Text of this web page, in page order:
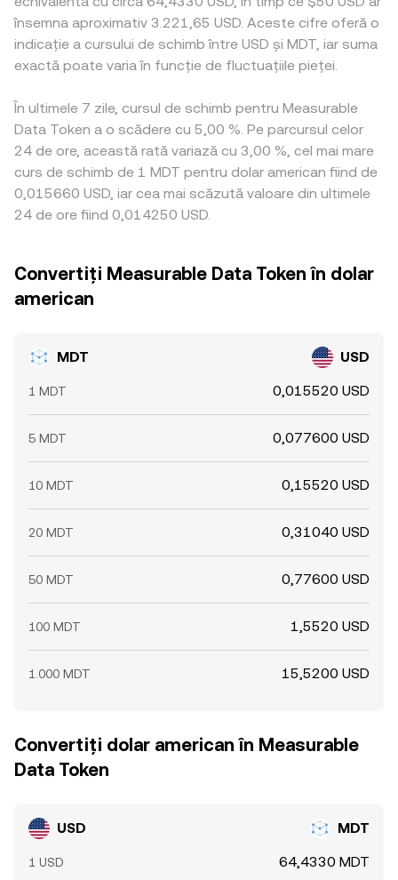
însemna aproximativ 3.221,65 USD. Aceste cifre oferă o
indicație a cursului de schimb între USD și MDT, iar suma
exactă poate varia în funcție de fluctuațiile pieței.
În ultimele 7 zile, cursul de schimb pentru Measurable
Data Token a o scădere cu 5,00 %. Pe parcursul celor
24 de ore, această rată variază cu 3,00 %, cel mai mare
curs de schimb de 1 MDT pentru dolar american fiind de
0,015660 USD, iar cea mai scăzută valoare din ultimele
24 de ore fiind 0,014250 USD.
Convertiți Measurable Data Token în dolar
american
MDT USD
1 MDT 0,015520 USD
5 MDT 0,077600 USD
10 MDT 0,15520 USD
20 MDT 0,31040 USD
50 MDT 0,77600 USD
100 MDT 1,5520 USD
1.000 MDT 15,5200 USD
Convertiți dolar american în Measurable
Data Token
USD MDT
1 USD 64,4330 MDT